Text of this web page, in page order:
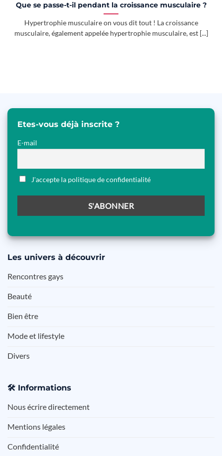
Que se passe-t-il pendant la croissance musculaire ?
Hypertrophie musculaire on vous dit tout ! La croissance
musculaire, également appelée hypertrophie musculaire, est [...]
Etes-vous déjà inscrite ?
E-mail
J'accepte la politique de confidentialité
Les univers à découvrir
Rencontres gays
Beauté
Bien être
Mode et lifestyle
Divers
🛠️ Informations
Nous écrire directement
Mentions légales
Confidentialité